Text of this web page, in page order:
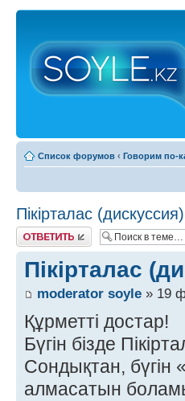
Список форумов ‹ Говорим по-
Пікірталас (дискуссия)
Ответить
Пікірталас
moderator soyle » 19
Құрметті достар!
Бүгін бізде
Сондықтан, бүгін
алмасатын